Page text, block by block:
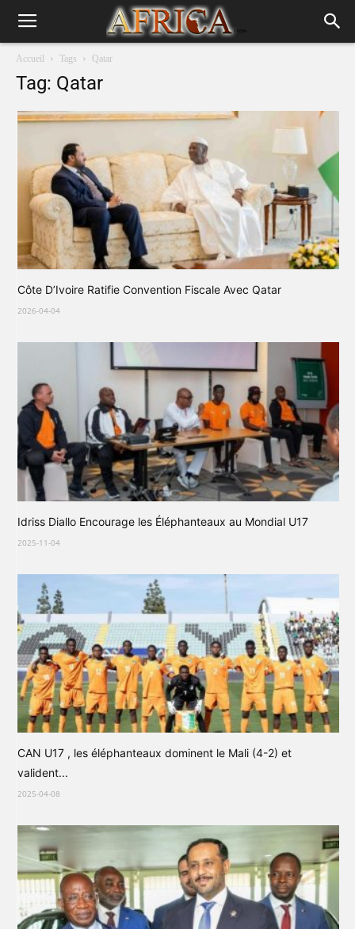
Accueil Tags Qatar
Tag: Qatar
Côte D’Ivoire Ratifie Convention Fiscale Avec Qatar
2026-04-04
Idriss Diallo Encourage les Éléphanteaux au Mondial U17
2025-11-04
CAN U17 , les éléphanteaux dominent le Mali (4-2) et
valident...
2025-04-08